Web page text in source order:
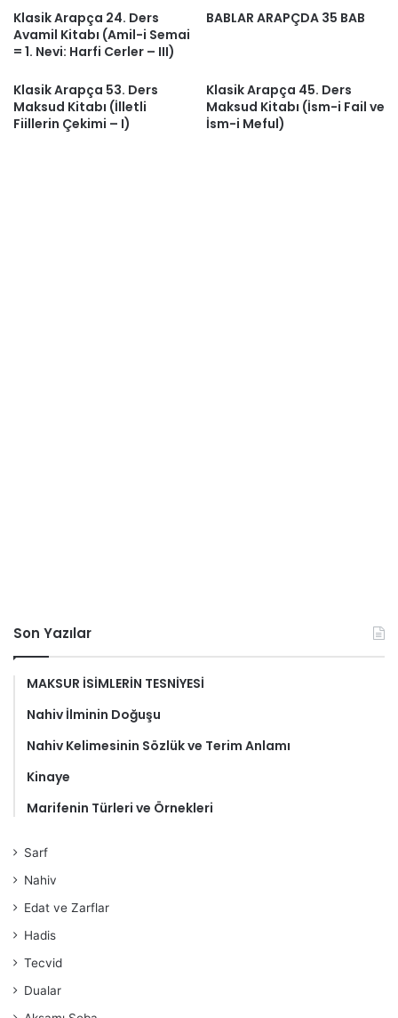
Klasik Arapça 24. Ders
Avamil Kitabı (Amil-i Semai
= 1. Nevi: Harfi Cerler – III)
BABLAR ARAPÇDA 35 BAB
Klasik Arapça 53. Ders
Maksud Kitabı (İlletli
Fiillerin Çekimi – I)
Klasik Arapça 45. Ders
Maksud Kitabı (İsm-i Fail ve
İsm-i Meful)
Son Yazılar
MAKSUR İSİMLERİN TESNİYESİ
Nahiv İlminin Doğuşu
Nahiv Kelimesinin Sözlük ve Terim Anlamı
Kinaye
Marifenin Türleri ve Örnekleri
Sarf
Nahiv
Edat ve Zarflar
Hadis
Tecvid
Dualar